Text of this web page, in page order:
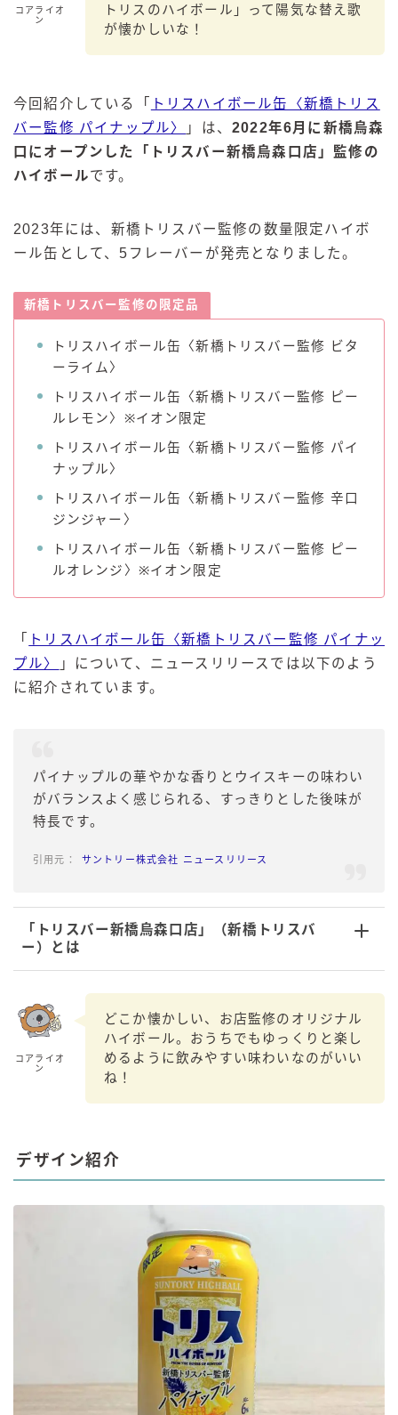
コアライオ
ン
トリスのハイボール」って陽気な替え歌
が懐かしいな！
今回紹介している「
トリスハイボール缶〈新橋トリス
バー監修 パイナップル〉
」は、2022年6月に新橋烏森
口にオープンした「トリスバー新橋烏森口店」監修の
ハイボールです。
2023年には、新橋トリスバー監修の数量限定ハイボ
ール缶として、5フレーバーが発売となりました。
新橋トリスバー監修の限定品
トリスハイボール缶〈新橋トリスバー監修 ビタ
ーライム〉
トリスハイボール缶〈新橋トリスバー監修 ピー
ルレモン〉※イオン限定
トリスハイボール缶〈新橋トリスバー監修 パイ
ナップル〉
トリスハイボール缶〈新橋トリスバー監修 辛口
ジンジャー〉
トリスハイボール缶〈新橋トリスバー監修 ピー
ルオレンジ〉※イオン限定
「
トリスハイボール缶〈新橋トリスバー監修 パイナッ
プル〉
」について、ニュースリリースでは以下のよう
に紹介されています。
パイナップルの華やかな香りとウイスキーの味わい
がバランスよく感じられる、すっきりとした後味が
特長です。
サントリー株式会社 ニュースリリース
「トリスバー新橋烏森口店」（新橋トリスバ
ー）
とは
コアライオ
ン
どこか懐かしい、お店監修のオリジナル
ハイボール。おうちでもゆっくりと楽し
めるように飲みやすい味わいなのがいい
ね！
デザイン紹介